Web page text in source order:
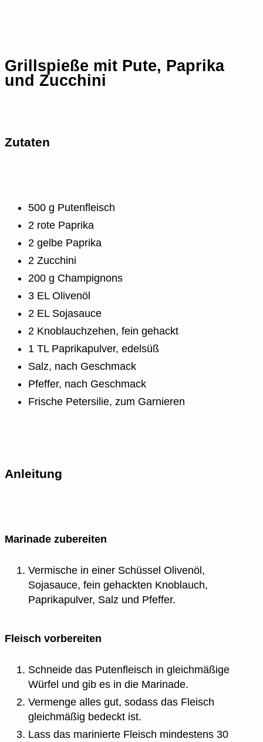
Grillspieße mit Pute, Paprika
und Zucchini
Zutaten
500 g Putenfleisch
2 rote Paprika
2 gelbe Paprika
2 Zucchini
200 g Champignons
3 EL Olivenöl
2 EL Sojasauce
2 Knoblauchzehen, fein gehackt
1 TL Paprikapulver, edelsüß
Salz, nach Geschmack
Pfeffer, nach Geschmack
Frische Petersilie, zum Garnieren
Anleitung
Marinade zubereiten
Vermische in einer Schüssel Olivenöl,
Sojasauce, fein gehackten Knoblauch,
Paprikapulver, Salz und Pfeffer.
Fleisch vorbereiten
Schneide das Putenfleisch in gleichmäßige
Würfel und gib es in die Marinade.
Vermenge alles gut, sodass das Fleisch
gleichmäßig bedeckt ist.
Lass das marinierte Fleisch mindestens 30